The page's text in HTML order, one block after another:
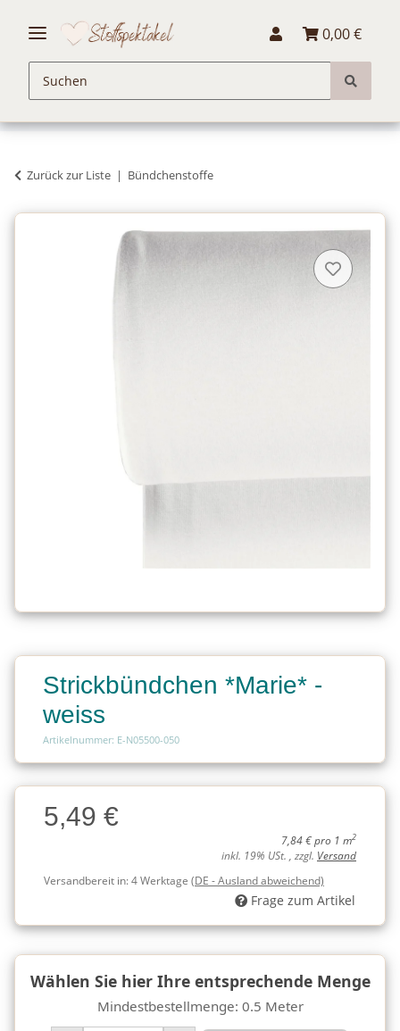
0,00 €
Zurück zur Liste Bündchenstoffe
Strickbündchen *Marie* -
weiss
Artikelnummer: E-N05500-050
Charge
Charge5,49 €
7,84 € pro 1 m2
inkl. 19% USt. , zzgl. Versand
Versandbereit in:4 Werktage (DE - Ausland abweichend)
Frage zum Artikel
Wählen Sie hier Ihre entsprechende Menge
Mindestbestellmenge: 0.5 Meter